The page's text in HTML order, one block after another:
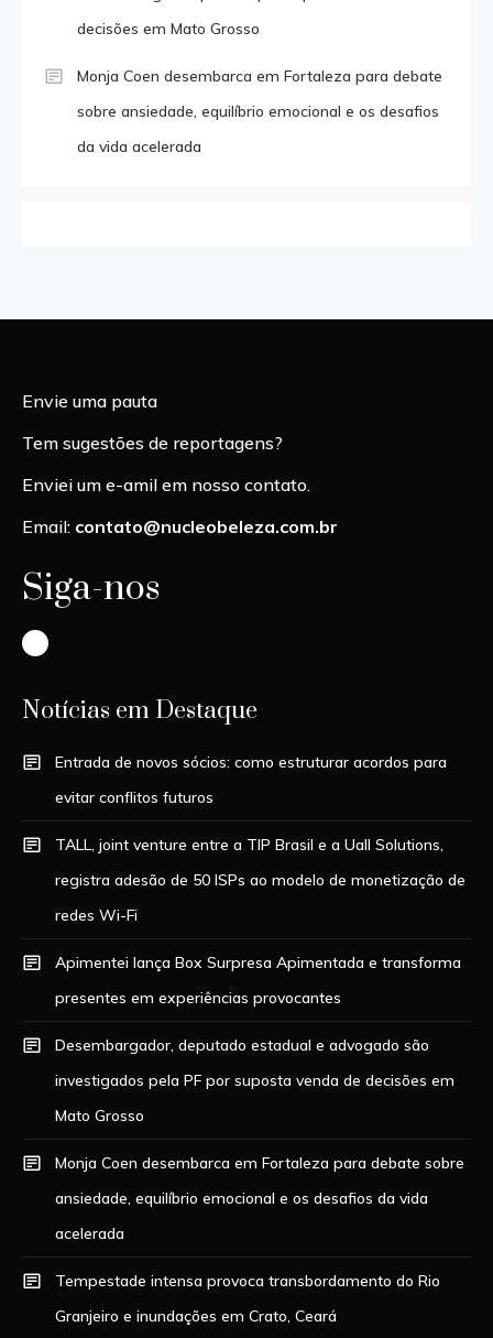
decisões em Mato Grosso
Monja Coen desembarca em Fortaleza para debate
sobre ansiedade, equilíbrio emocional e os desafios
da vida acelerada
Envie uma pauta
Tem sugestões de reportagens?
Enviei um e-amil em nosso contato.
Email: contato@nucleobeleza.com.br
Siga-nos
Instagram
Notícias em Destaque
Entrada de novos sócios: como estruturar acordos para
evitar conflitos futuros
TALL, joint venture entre a TIP Brasil e a Uall Solutions,
registra adesão de 50 ISPs ao modelo de monetização de
redes Wi-Fi
Apimentei lança Box Surpresa Apimentada e transforma
presentes em experiências provocantes
Desembargador, deputado estadual e advogado são
investigados pela PF por suposta venda de decisões em
Mato Grosso
Monja Coen desembarca em Fortaleza para debate sobre
ansiedade, equilíbrio emocional e os desafios da vida
acelerada
Tempestade intensa provoca transbordamento do Rio
Granjeiro e inundações em Crato, Ceará